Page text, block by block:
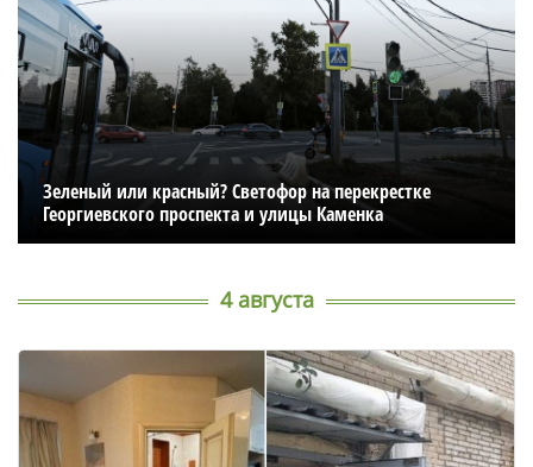
Зеленый или красный? Светофор на перекрестке
Георгиевского проспекта и улицы Каменка
4 августа